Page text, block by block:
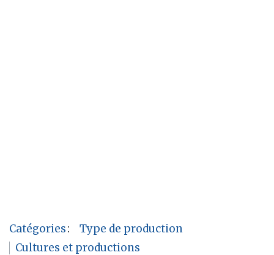
Catégories:
Type de production
Cultures et productions